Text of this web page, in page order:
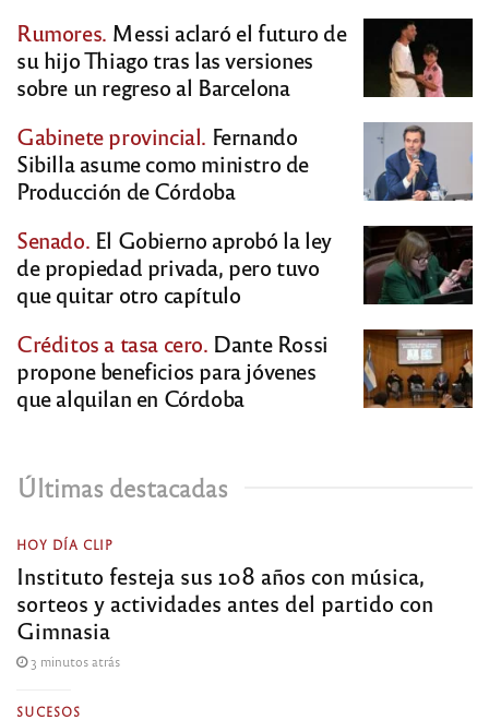
Rumores. Messi aclaró el futuro de
su hijo Thiago tras las versiones
sobre un regreso al Barcelona
Gabinete provincial. Fernando
Sibilla asume como ministro de
Producción de Córdoba
Senado. El Gobierno aprobó la ley
de propiedad privada, pero tuvo
que quitar otro capítulo
Créditos a tasa cero. Dante Rossi
propone beneficios para jóvenes
que alquilan en Córdoba
Últimas destacadas
HOY DÍA CLIP
Instituto festeja sus 108 años con música,
sorteos y actividades antes del partido con
Gimnasia
3 minutos atrás
SUCESOS